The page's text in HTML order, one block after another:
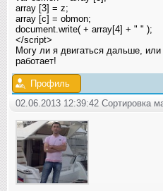
array [3] = z;
array [c] = obmon;
document.write( + array[4] + " " );
</script>
Могу ли я двигаться дальше,
работает!
Профиль
02.06.2013 12:39:42 Сортировка